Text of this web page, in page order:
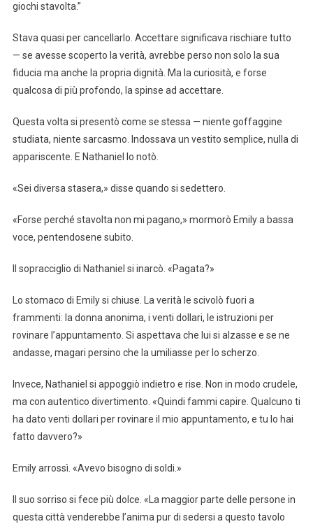
giochi stavolta.”
Stava quasi per cancellarlo. Accettare significava rischiare tutto
— se avesse scoperto la verità, avrebbe perso non solo la sua
fiducia ma anche la propria dignità. Ma la curiosità, e forse
qualcosa di più profondo, la spinse ad accettare.
Questa volta si presentò come se stessa — niente goffaggine
studiata, niente sarcasmo. Indossava un vestito semplice, nulla di
appariscente. E Nathaniel lo notò.
«Sei diversa stasera,» disse quando si sedettero.
«Forse perché stavolta non mi pagano,» mormorò Emily a bassa
voce, pentendosene subito.
Il sopracciglio di Nathaniel si inarcò. «Pagata?»
Lo stomaco di Emily si chiuse. La verità le scivolò fuori a
frammenti: la donna anonima, i venti dollari, le istruzioni per
rovinare l’appuntamento. Si aspettava che lui si alzasse e se ne
andasse, magari persino che la umiliasse per lo scherzo.
Invece, Nathaniel si appoggiò indietro e rise. Non in modo crudele,
ma con autentico divertimento. «Quindi fammi capire. Qualcuno ti
ha dato venti dollari per rovinare il mio appuntamento, e tu lo hai
fatto davvero?»
Emily arrossì. «Avevo bisogno di soldi.»
Il suo sorriso si fece più dolce. «La maggior parte delle persone in
questa città venderebbe l’anima pur di sedersi a questo tavolo